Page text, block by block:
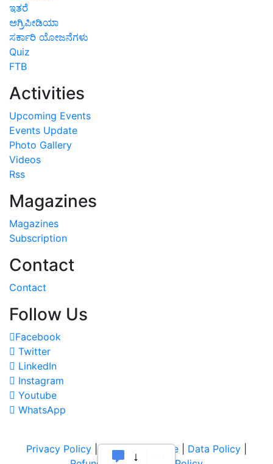
ಇತರೆ
ಅಗ್ರಿಪೀಡಿಯಾ
ಸರ್ಕಾರಿ ಯೋಜನೆಗಳು
Quiz
FTB
Activities
Upcoming Events
Events Update
Photo Gallery
Videos
Rss
Magazines
Magazines
Subscription
Contact
Contact
Follow Us
Facebook
Twitter
LinkedIn
Instagram
Youtube
WhatsApp
Privacy Policy |Terms of Service Data Policy